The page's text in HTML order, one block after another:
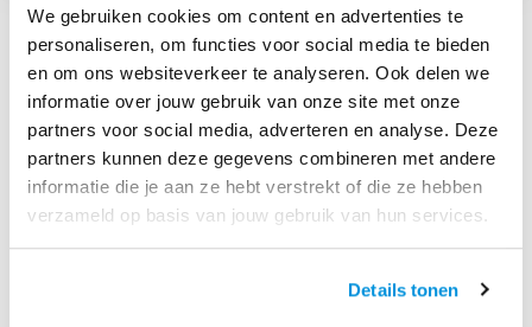
We gebruiken cookies om content en advertenties te
personaliseren, om functies voor social media te bieden
en om ons websiteverkeer te analyseren. Ook delen we
informatie over jouw gebruik van onze site met onze
partners voor social media, adverteren en analyse. Deze
partners kunnen deze gegevens combineren met andere
informatie die je aan ze hebt verstrekt of die ze hebben
verzameld op basis van jouw gebruik van hun services.
Details tonen
Veiligheid blijven verbeteren
De campagne is vanaf 13 juni 2022 zichtbaar op de
bouwplaatsen en kantoren van Ballast Nedam. Dankzij
regelmatige gesprekken en toolboxen over veiligheid
blijven onze collega's scherp en verbeteren we onze
veilige werkwijze continu. Daardoor gaan zij 's
morgens gezond naar hun werk en komen zij 's avonds
gezond weer thuis.
Benieuwd naar meer? Lees verder over